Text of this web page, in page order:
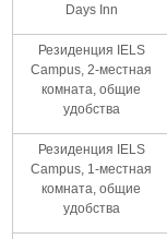
Days Inn
Резиденция IELS
Campus, 2-местная
комната, общие
удобства
Резиденция IELS
Campus, 1-местная
комната, общие
удобства